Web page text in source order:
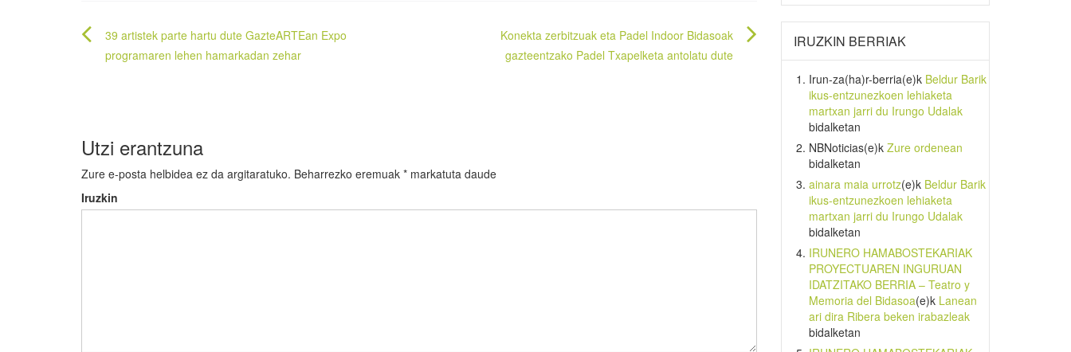
Bidalketetan
zehar
39 artistek parte hartu dute GazteARTEan Expo
programaren lehen hamarkadan zehar
Konekta zerbitzuak eta Padel Indoor Bidasoak
gazteentzako Padel Txapelketa antolatu dute
Utzi erantzuna
Zure e-posta helbidea ez da argitaratuko. Beharrezko eremuak * markatuta daude
Iruzkin
IRUZKIN BERRIAK
Irun-za(ha)r-berria(e)k Beldur Barik
ikus-entzunezkoen lehiaketa
martxan jarri du Irungo Udalak
bidalketan
NBNoticias(e)k Zure ordenean
bidalketan
ainara maia urrotz(e)k Beldur Barik
ikus-entzunezkoen lehiaketa
martxan jarri du Irungo Udalak
bidalketan
IRUNERO HAMABOSTEKARIAK
PROYECTUAREN INGURUAN
IDATZITAKO BERRIA – Teatro y
Memoria del Bidasoa(e)k Lanean
ari dira Ribera beken irabazleak
bidalketan